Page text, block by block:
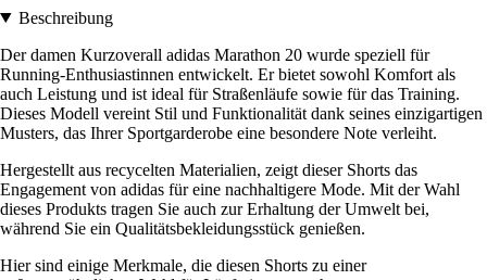
Beschreibung
Der damen Kurzoverall adidas Marathon 20 wurde speziell für
Running-Enthusiastinnen entwickelt. Er bietet sowohl Komfort als
auch Leistung und ist ideal für Straßenläufe sowie für das Training.
Dieses Modell vereint Stil und Funktionalität dank seines einzigartigen
Musters, das Ihrer Sportgarderobe eine besondere Note verleiht.
Hergestellt aus recycelten Materialien, zeigt dieser Shorts das
Engagement von adidas für eine nachhaltigere Mode. Mit der Wahl
dieses Produkts tragen Sie auch zur Erhaltung der Umwelt bei,
während Sie ein Qualitätsbekleidungsstück genießen.
Hier sind einige Merkmale, die diesen Shorts zu einer